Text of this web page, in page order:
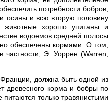
потребности бобров,
осины и всю вторую половину
животные хорошо упитаны и
водоемов средней полосы
обеспечены кормами. О том,
частности, Э. Уоррен (Warren,
должна быть одной из
древесного корма и бобры по
только травянистыми